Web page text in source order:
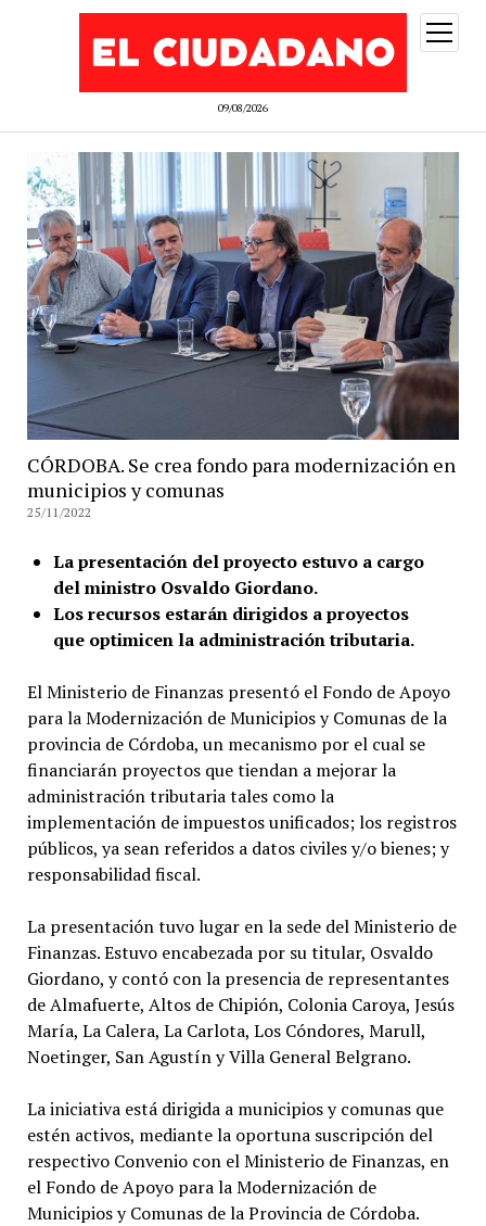
09/08/2026
abrir
menú
CÓRDOBA. Se crea fondo para modernización en
municipios y comunas
25/11/2022
La presentación del proyecto estuvo a cargo
del ministro Osvaldo Giordano.
Los recursos estarán dirigidos a proyectos
que optimicen la administración tributaria.
El Ministerio de Finanzas presentó el Fondo de Apoyo
para la Modernización de Municipios y Comunas de la
provincia de Córdoba, un mecanismo por el cual se
financiarán proyectos que tiendan a mejorar la
administración tributaria tales como la
implementación de impuestos unificados; los registros
públicos, ya sean referidos a datos civiles y/o bienes; y
responsabilidad fiscal.
La presentación tuvo lugar en la sede del Ministerio de
Finanzas. Estuvo encabezada por su titular, Osvaldo
Giordano, y contó con la presencia de representantes
de Almafuerte, Altos de Chipión, Colonia Caroya, Jesús
María, La Calera, La Carlota, Los Cóndores, Marull,
Noetinger, San Agustín y Villa General Belgrano.
La iniciativa está dirigida a municipios y comunas que
estén activos, mediante la oportuna suscripción del
respectivo Convenio con el Ministerio de Finanzas, en
el Fondo de Apoyo para la Modernización de
Municipios y Comunas de la Provincia de Córdoba.